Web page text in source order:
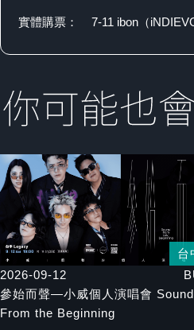
實體購票： 7-11 ibon（
台
2026-09-12
參始而聲—小威個人演唱會 Sound
From the Beginning